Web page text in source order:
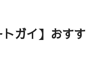
トガイ】おすす